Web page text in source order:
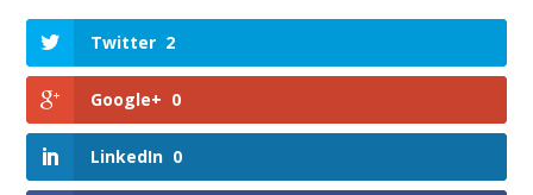
Twitter 2
Google+ 0
LinkedIn 0